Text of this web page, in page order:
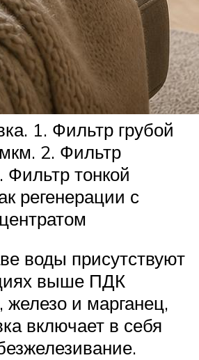
1. Фильтр грубой
2. Фильтр
Фильтр тонкой
регенерации с
воды присутствуют
выше ПДК
железо и марганец,
включает в себя